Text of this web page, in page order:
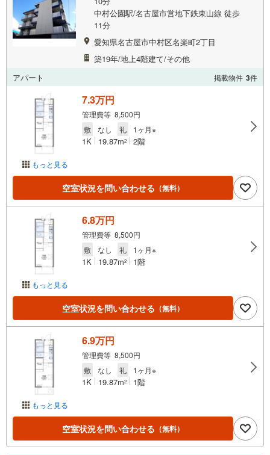
中村公園駅/名古屋市営地下鉄東山線 徒歩
11分
愛知県名古屋市中村区名楽町2丁目
築19年/地上4階建て/その他
アパート
掲載物件 3件
もっと見る
7.3万円
管理費等 8,500円
敷
なし 礼 1ヶ月※
1K 19.87m2 2階
空室状況を問い合わせる （無料）
もっと見る
6.8万円
管理費等 8,500円
敷
なし 礼 1ヶ月※
1K 19.87m2 1階
空室状況を問い合わせる （無料）
もっと見る
6.9万円
管理費等 8,500円
敷
なし 礼 1ヶ月※
1K 19.87m2 1階
空室状況を問い合わせる （無料）